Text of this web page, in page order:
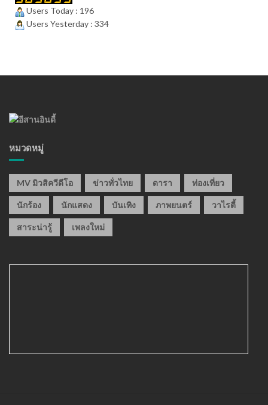
Users Today : 196
Users Yesterday : 334
หมวดหมู่
MV มิวสิควีดีโอ ข่าวทั่วไทย ดารา ท่องเที่ยว
นักร้อง นักแสดง บันเทิง ภาพยนตร์ วาไรตี้
สาระน่ารู้ เพลงใหม่